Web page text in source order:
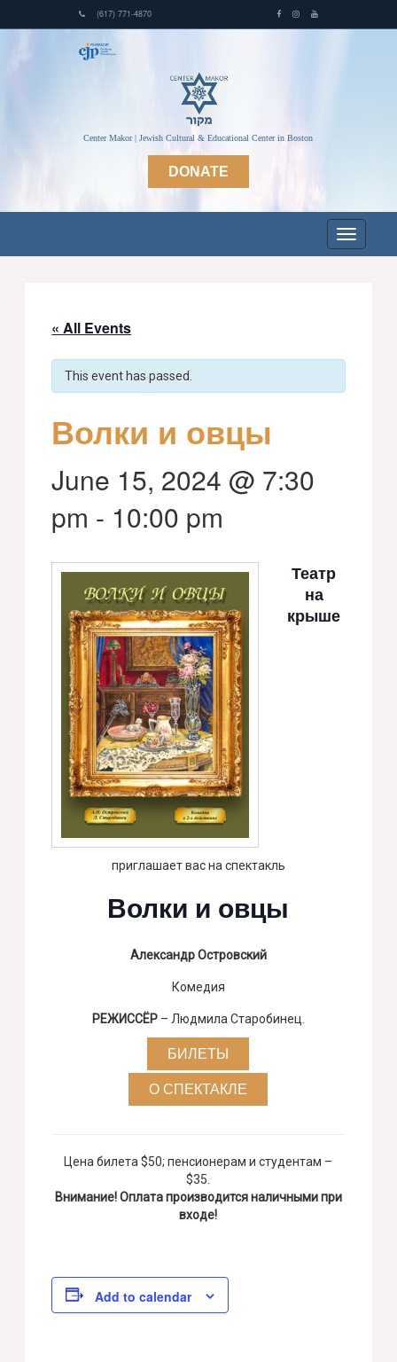
(617) 771-4870
Center Makor | Jewish Cultural & Educational Center in Boston
DONATE
« All Events
This event has passed.
Волки и овцы
June 15, 2024 @ 7:30
pm - 10:00 pm
Театр
на
крыше
приглашает вас на спектакль
Волки и овцы
Александр Островский
Комедия
РЕЖИССЁР– Людмила Старобинец.
БИЛЕТЫ
О СПЕКТАКЛЕ
Цена билета $50; пенсионерам и студентам –
$35.
Внимание! Оплата производится наличными при
входе!
Add to calendar